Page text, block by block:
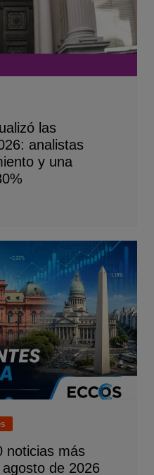
las
analistas
y una
noticias más
de 2026